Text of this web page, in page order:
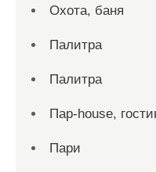
Охота, баня
Палитра
Палитра
Пар-house,
Пари